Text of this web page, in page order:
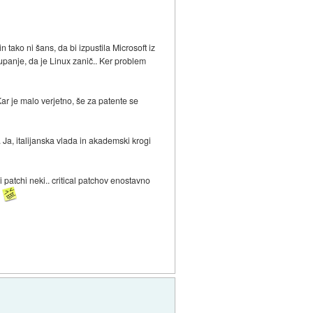
tako ni šans, da bi izpustila Microsoft iz
da je Linux zanič.. Ker problem
je malo verjetno, še za patente se
italijanska vlada in akademski krogi
neki.. critical patchov enostavno